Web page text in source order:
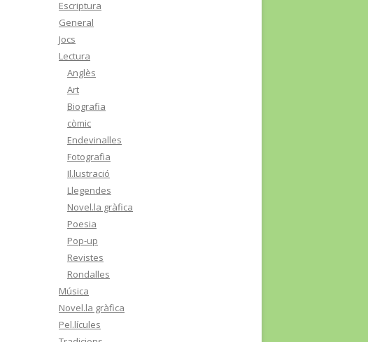
Escriptura
General
Jocs
Lectura
Anglès
Art
Biografia
còmic
Endevinalles
Fotografia
Il.lustració
Llegendes
Novel.la gràfica
Poesia
Pop-up
Revistes
Rondalles
Música
Novel.la gràfica
Pel.lícules